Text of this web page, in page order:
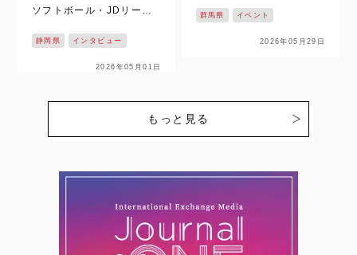
ソフトボール・JDリーグ
開幕！！ 静岡県掛川市を
拠点に活動し、悲願の日本
コンズ】の戦いが始まりま
静岡県 インタビュー
2026年05月01日
くの国際大会でも、表彰台
に上がってきた日本代表。
群馬県 イベント
2026年05月29日
もっと見る